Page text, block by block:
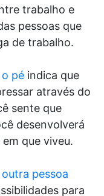
trabalho e
pessoas que
de trabalho.
pé indica que
através do
sente que
desenvolverá
que viveu.
pessoa
para